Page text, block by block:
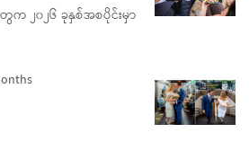
က ၂၀၂၆ ခုနှစ်အစပိုင်းမှာ